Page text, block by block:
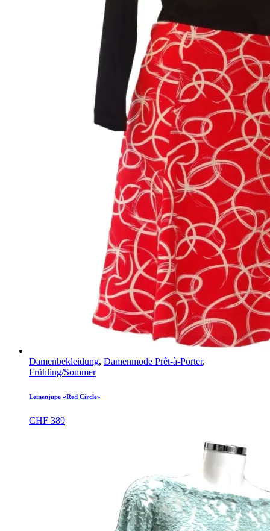
Damenbekleidung, Damenmode Prêt-à-Porter,
Frühling/Sommer
Leinenjupe «Red Circle»
CHF 389